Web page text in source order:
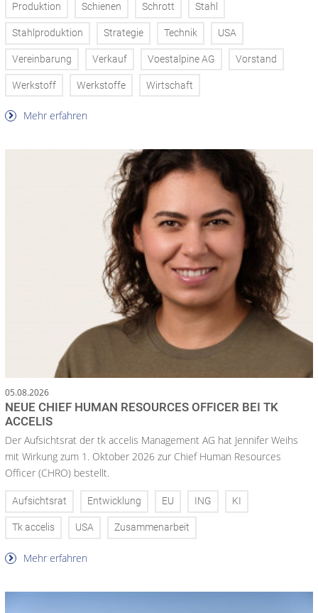
Produktion Schienen Schrott Stahl
Stahlproduktion Strategie Technik USA
Vereinbarung Verkauf Voestalpine AG Vorstand
Werkstoff Werkstoffe Wirtschaft
Mehr erfahren
05.08.2026
NEUE CHIEF HUMAN RESOURCES OFFICER BEI TK
ACCELIS
Der Aufsichtsrat der tk accelis Management AG hat Jennifer Weihs
mit Wirkung zum 1. Oktober 2026 zur Chief Human Resources
Officer (CHRO) bestellt.
Aufsichtsrat Entwicklung EU ING KI
Tk accelis USA Zusammenarbeit
Mehr erfahren